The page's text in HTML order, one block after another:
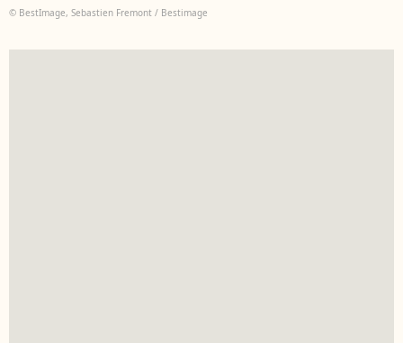
© BestImage, Sebastien Fremont / Bestimage